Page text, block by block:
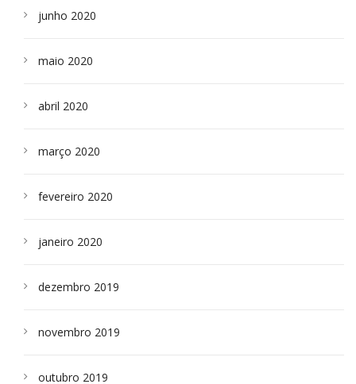
junho 2020
maio 2020
abril 2020
março 2020
fevereiro 2020
janeiro 2020
dezembro 2019
novembro 2019
outubro 2019